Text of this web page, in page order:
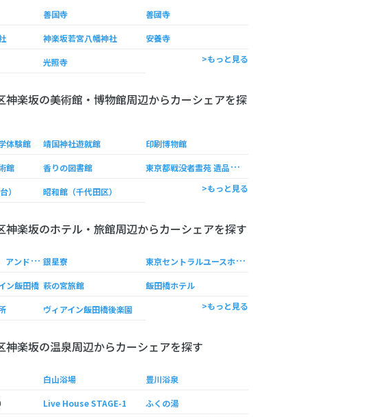
善国寺 善國寺
神楽坂若宮八幡神社 安養寺
光照寺 >もっと見る
神楽坂の美術館・博物館周辺からカーシェアを探
体験館 靖国神社遊就館 印刷博物館
館 香りの図書館 東
京都戦没者霊苑 遺品展示室
） 昭和館（千代田区） >もっと見る
神楽坂のホテル・旅館周辺からカーシェアを探す
ア
グネスホテル アンド アパートメンツ東京 銀星寮 東
京セントラルユースホステル
ン飯田橋 萩の宮旅館 飯田橋ホテル
ヴィアイン飯田橋後楽園 >もっと見る
神楽坂の温泉周辺からカーシェアを探す
白山浴場 豊川浴泉
Live House STAGE-1 ふくの湯